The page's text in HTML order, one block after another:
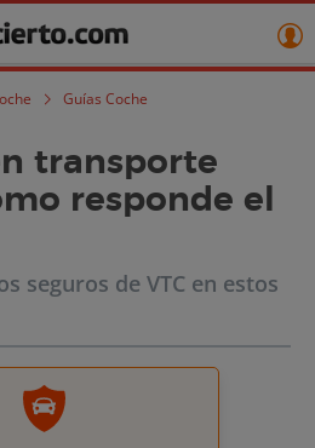
Guías Coche
transporte
responde el
seguros de VTC en estos